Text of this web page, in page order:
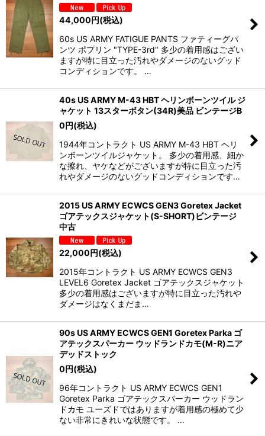
44,000円(税込)
60s US ARMY FATIGUE PANTS ファティーグパ
ンツ ポプリン "TYPE-3rd" 多少の着用感はござい
ますが特に目立った汚れやダメージのないグッド
コンディションです。 …
40s US ARMY M-43 HBT ヘリンボーンツイル ジ
ャケット 13スターボタン(34R)美品 ビンテージB
0円(税込)
1944年コントラクト US ARMY M-43 HBT ヘリ
ンボーンツイルジャケット。 多少の着用感、細か
な擦れ、ヤケなどがございますが特に目立った汚
れやダメージのないグッドコンディションです…
2015 US ARMY ECWCS GEN3 Goretex Jacket
ゴアテックスジャケット(S-SHORT)ビンテージ
中古
22,000円(税込)
2015年コントラクト US ARMY ECWCS GEN3
LEVEL6 Goretex Jacket ゴアテックスジャケット
多少の着用感はございますが特に目立った汚れや
ダメージはなくまだま…
90s US ARMY ECWCS GEN1 Goretex Parka ゴ
アテックスパーカー ウッドランドカモ(M-R)ニア
デッドストック
0円(税込)
96年コントラクト US ARMY ECWCS GEN1
Goretex Parka ゴアテックスパーカー ウッドラン
ドカモ ユーズドではありますが着用感の極めて少
ない非常にきれいな状態です。 …